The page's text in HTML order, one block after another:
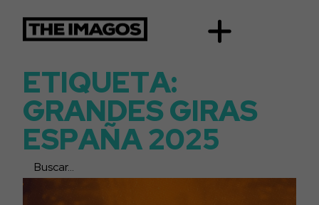
ETIQUETA:
GRANDESGIRAS
ESPAÑA2025